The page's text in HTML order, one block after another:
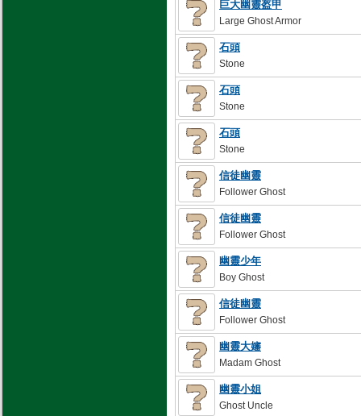
巨大幽靈盔甲
Large Ghost Armor
石頭
Stone
石頭
Stone
石頭
Stone
信徒幽靈
Follower Ghost
信徒幽靈
Follower Ghost
幽靈少年
Boy Ghost
信徒幽靈
Follower Ghost
幽靈大嬸
Madam Ghost
幽靈小姐
Ghost Uncle